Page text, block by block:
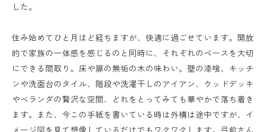
した。
住み始めてひと月ほど経ちますが、快適に過ごせています。開放
的で家族の一体感を感じるのと同時に、それぞれのペースを大切
にできる間取り。床や扉の無垢の木の味わい。壁の漆喰、キッチ
ンや洗面台のタイル、階段や洗濯干しのアイアン、ウッドデッキ
やベランダの贅沢な空間、どれをとってみても華やかで落ち着き
ます。また、今この手紙を書いている時は外構は途中ですが、イ
メージ図を見て想像しているだけでもワクワクします。弓前さん